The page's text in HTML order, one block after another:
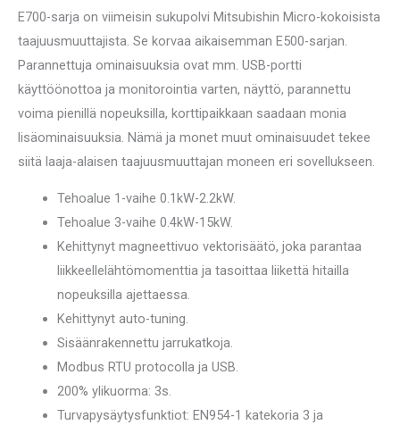
E700-sarja on viimeisin sukupolvi Mitsubishin Micro-kokoisista
taajuusmuuttajista. Se korvaa aikaisemman E500-sarjan.
Parannettuja ominaisuuksia ovat mm. USB-portti
käyttöönottoa ja monitorointia varten, näyttö, parannettu
voima pienillä nopeuksilla, korttipaikkaan saadaan monia
lisäominaisuuksia. Nämä ja monet muut ominaisuudet tekee
siitä laaja-alaisen taajuusmuuttajan moneen eri sovellukseen.
Tehoalue 1-vaihe 0.1kW-2.2kW.
Tehoalue 3-vaihe 0.4kW-15kW.
Kehittynyt magneettivuo vektorisäätö, joka parantaa
liikkeellelähtömomenttia ja tasoittaa liikettä hitailla
nopeuksilla ajettaessa.
Kehittynyt auto-tuning.
Sisäänrakennettu jarrukatkoja.
Modbus RTU protocolla ja USB.
200% ylikuorma: 3s.
Turvapysäytysfunktiot: EN954-1 katekoria 3 ja